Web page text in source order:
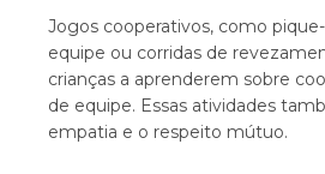
Jogos cooperativos, como
equipe ou corridas de
crianças a aprenderem sobre
de equipe. Essas atividades
empatia e o respeito mútuo.